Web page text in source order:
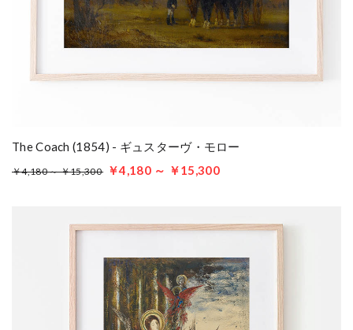
The Coach (1854) - ギュスターヴ・モロー
￥4,180 ～ ￥15,300 ￥4,180 ～ ￥15,300